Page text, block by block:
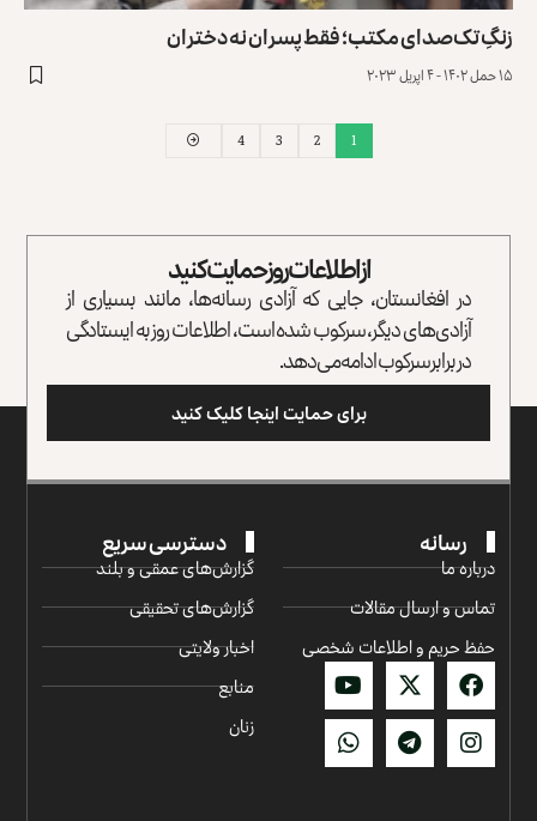
زنگِ تک‌صدای مکتب؛ فقط پسران نه دختران
۱۵ حمل ۱۴۰۲ - ۴ اپریل ۲۰۲۳
1
2
3
4
از اطلاعات روز حمایت کنید
در افغانستان، جایی که آزادی رسانه‌ها، مانند بسیاری از
آزادی‌های دیگر، سرکوب شده است، اطلاعات روز به ایستادگی
در برابر سرکوب ادامه می‌دهد.
برای حمایت اینجا کلیک کنید
رسانه
درباره ما
تماس و ارسال مقالات
حفظ حریم و اطلاعات شخصی
دسترسی سریع
گزارش‌‌های عمقی و بلند
گزارش‌های تحقیقی
اخبار ولایتی
منابع
زنان